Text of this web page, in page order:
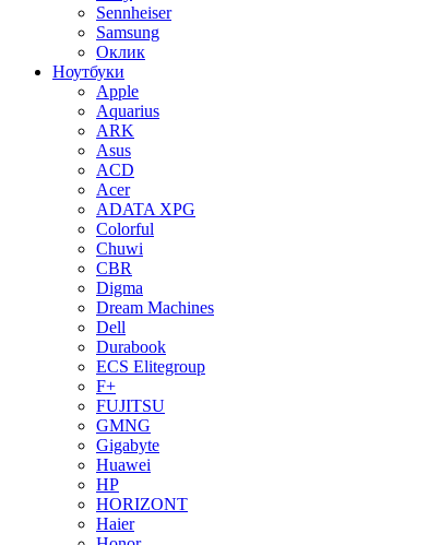
Sennheiser
Samsung
Оклик
Ноутбуки
Apple
Aquarius
ARK
Asus
ACD
Acer
ADATA XPG
Colorful
Chuwi
CBR
Digma
Dream Machines
Dell
Durabook
ECS Elitegroup
F+
FUJITSU
GMNG
Gigabyte
Huawei
HP
HORIZONT
Haier